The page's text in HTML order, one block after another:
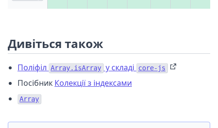
Дивіться також
Поліфіл Array.isArray у складі core-js
Посібник Колекції з індексами
Array